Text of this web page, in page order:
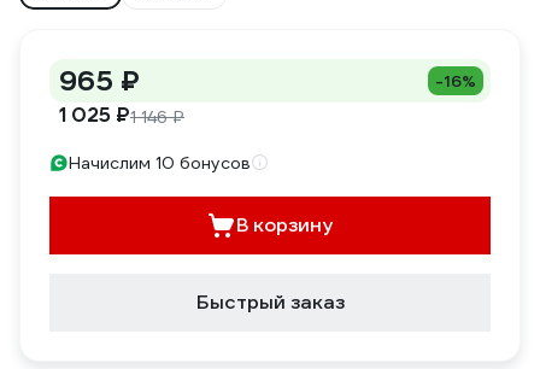
965 ₽ -16%
1 025 ₽1 146 ₽
Начислим 10 бонусов
В корзину
Быстрый заказ